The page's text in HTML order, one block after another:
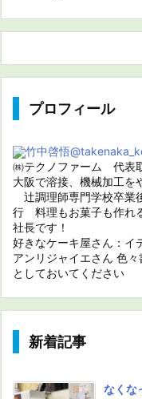
プロフィール
竹中啓悟
㈱テクノファーム 代表
大阪で溶接、機械加工を
辻調理師専門学校卒業
行 料理もお菓子も作れ
社長です！
好きなケーキ屋さん：イ
アンリジャイエさん 色
としておいてください
新着記事
なくな